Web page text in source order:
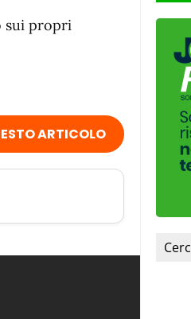
sui propri
ARTICOLO